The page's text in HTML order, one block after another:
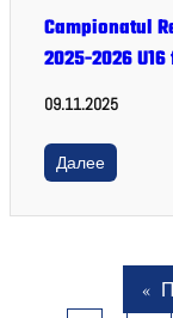
Campionatul
2025-2026
09.11.2025
Далее
«